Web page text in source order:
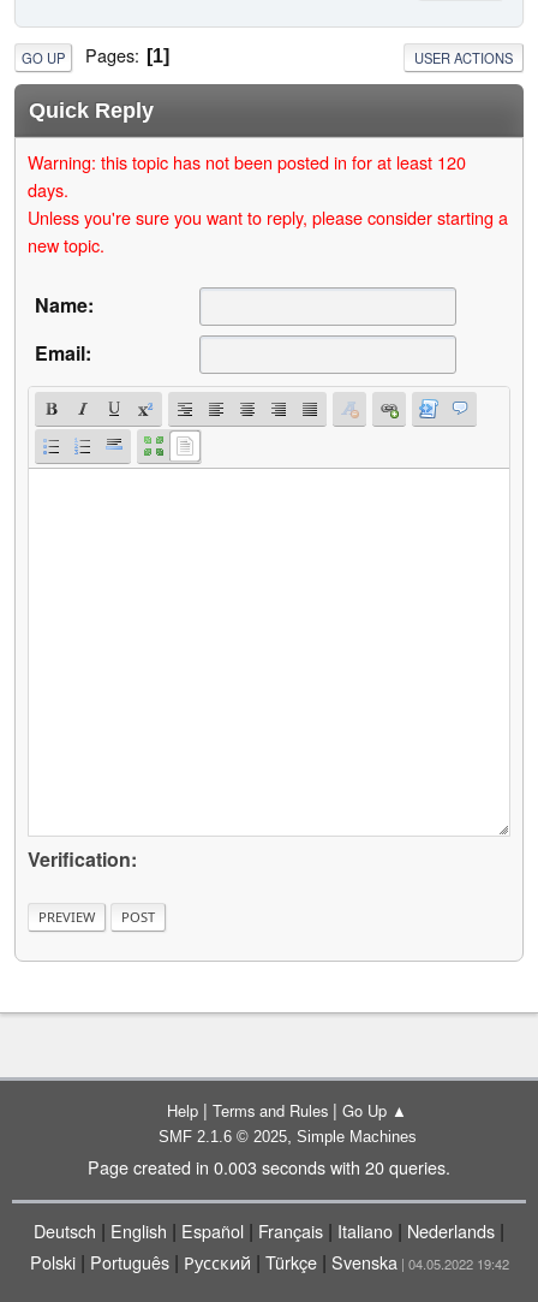
GO UP Pages 1 USER ACTIONS
Quick Reply
Warning: this topic has not been posted in for at least 120
days.
Unless you're sure you want to reply, please consider starting a
new topic.
Name:
Email:
Verification:
Help | Terms and Rules | Go Up ▲
SMF 2.1.6 © 2025, Simple Machines
Page created in 0.003 seconds with 20 queries.
Deutsch | English | Español | Français | Italiano | Nederlands |
Polski| Português| Русский | Türkçe| Svenska | 04.05.2022 19:42